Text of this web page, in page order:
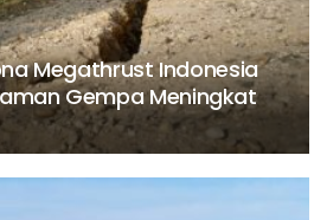
Megathrust Indonesia
Gempa Meningkat